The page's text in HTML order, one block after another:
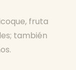
fruta
también